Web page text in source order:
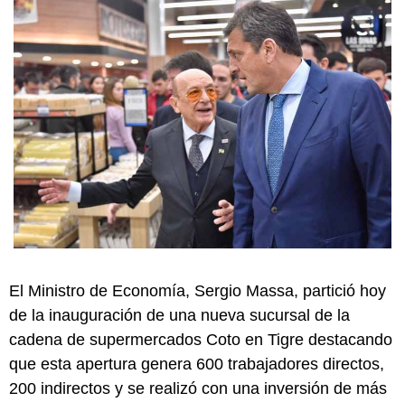
El Ministro de Economía, Sergio Massa, partició hoy
de la inauguración de una nueva sucursal de la
cadena de supermercados Coto en Tigre destacando
que esta apertura genera 600 trabajadores directos,
200 indirectos y se realizó con una inversión de más